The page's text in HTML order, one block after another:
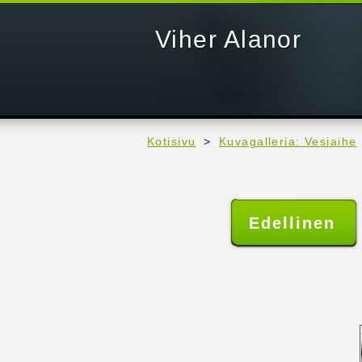
Viher Alanor
Kotisivu > Kuvagalleria: Vesiaihe
Edellinen